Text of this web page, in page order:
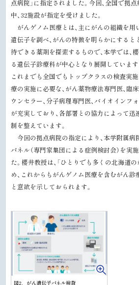
る
点病院」に指定されました。今回、全国で拠
中、 32施設が指定を受けました。
がんゲノム医療とは、主にがんの組織を用
遺伝子を調べ、がんの特徴を明らかにすると
待できる薬剤を探索するもので、本学では、
る遺伝子診療科が中心となり展開しています
これまでも全国でもトップクラスの検査実
療の実施に必要な、がん薬物療法専門医、臨
ウンセラー、分子病理専門医、バイオインフ
が充実しており、各部署との協力によって
制を整えています。
今回の拠点病院の指定により、本学附属病
パネル（専門家集団による症例検討会）を実
た。櫻井教授は、「ひとりでも多くの北海道
め、これからもがんゲノム医療を含むがん診
と意欲を示しておられます。
図2．がん遺伝子パネル検査